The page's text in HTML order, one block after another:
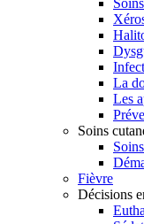
La
Les
Soins
Fièvre
Décisions